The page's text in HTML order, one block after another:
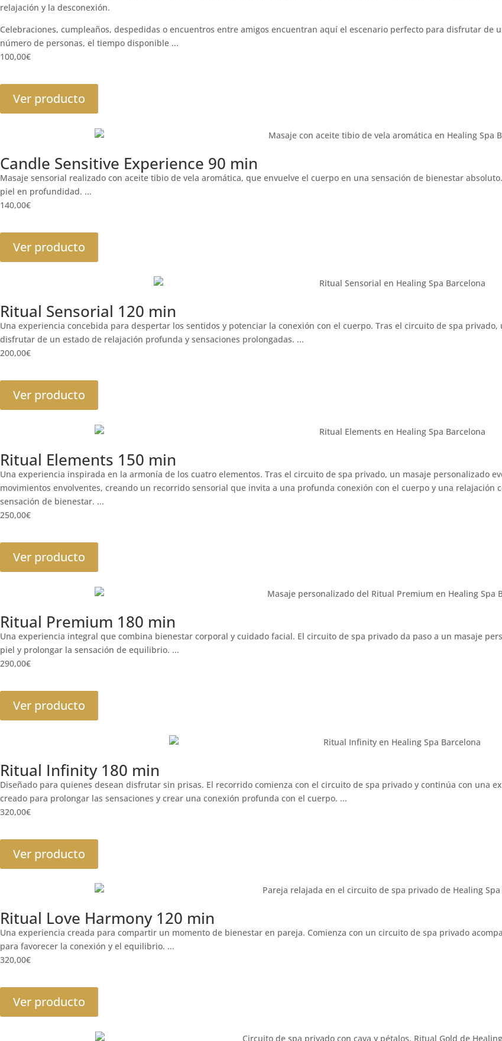
relajación y la desconexión.
Celebraciones, cumpleaños, despedidas o encuentros entre amigos encuentran aquí el escenario perfecto para disfrutar de
número de personas, el tiempo disponible ...
100,00€
Ver producto
Candle Sensitive Experience 90 min
Masaje sensorial realizado con aceite tibio de vela aromática, que envuelve el cuerpo en una sensación de bienestar
piel en profundidad. ...
140,00€
Ver producto
Ritual Sensorial 120 min
Una experiencia concebida para despertar los sentidos y potenciar la conexión con el cuerpo. Tras el circuito de spa
disfrutar de un estado de relajación profunda y sensaciones prolongadas. ...
200,00€
Ver producto
Ritual Elements 150 min
Una experiencia inspirada en la armonía de los cuatro elementos. Tras el circuito de spa privado, un masaje personalizado
movimientos envolventes, creando un recorrido sensorial que invita a una profunda conexión con el cuerpo y una
sensación de bienestar. ...
250,00€
Ver producto
Ritual Premium 180 min
Una experiencia integral que combina bienestar corporal y cuidado facial. El circuito de spa privado da paso a un masaje
piel y prolongar la sensación de equilibrio. ...
290,00€
Ver producto
Ritual Infinity 180 min
Diseñado para quienes desean disfrutar sin prisas. El recorrido comienza con el circuito de spa privado y continúa con una
creado para prolongar las sensaciones y crear una conexión profunda con el cuerpo. ...
320,00€
Ver producto
Ritual Love Harmony 120 min
Una experiencia creada para compartir un momento de bienestar en pareja. Comienza con un circuito de spa privado
para favorecer la conexión y el equilibrio. ...
320,00€
Ver producto